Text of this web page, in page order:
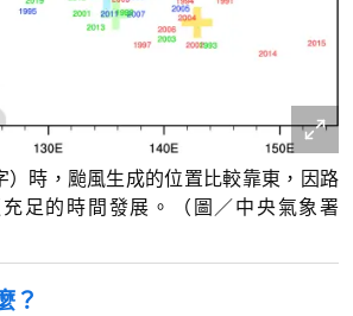
時，颱風生成的位置比較靠東，因路
足的時間發展。（圖／中央氣象署
？